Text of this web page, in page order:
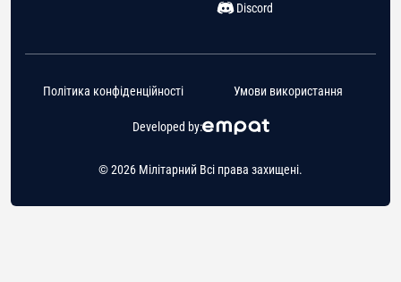
Discord
© 2026 Мілітарний Всі права захищені.
Developed by:
Політика конфіденційності Умови використання